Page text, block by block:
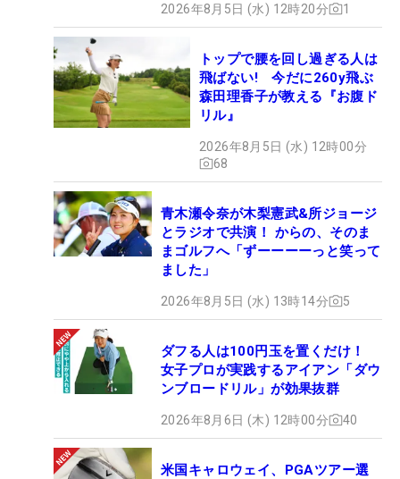
2026年8月5日 (水) 12時20分 1
トップで腰を回し過ぎる人は
飛ばない! 今だに260y飛ぶ
森田理香子が教える『お腹ド
リル』
2026年8月5日 (水) 12時00分
68
青木瀬令奈が木梨憲武&所ジョージ
とラジオで共演！ からの、そのま
まゴルフへ「ずーーーーっと笑って
ました」
2026年8月5日 (水) 13時14分 5
ダフる人は100円玉を置くだけ！
女子プロが実践するアイアン「ダウ
ンブロードリル」が効果抜群
2026年8月6日 (木) 12時00分 40
米国キャロウェイ、PGAツアー選